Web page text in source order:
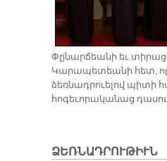
Փընարճեանի եւ
Կարապետեանի հետ,
ձեռնադրուելով պիտի
հոգեւորականաց դասու
ՁԵՌՆԱԴՐՈՒԹԻՒՆ